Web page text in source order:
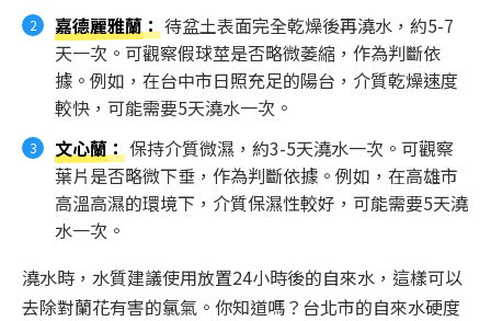
嘉德麗雅蘭：待盆土表面完全乾燥後再澆水，約5-7
天一次。可觀察假球莖是否略微萎縮，作為判斷依
據。例如，在台中市日照充足的陽台，介質乾燥速度
較快，可能需要5天澆水一次。
文心蘭：保持介質微濕，約3-5天澆水一次。可觀察
葉片是否略微下垂，作為判斷依據。例如，在高雄市
高溫高濕的環境下，介質保濕性較好，可能需要5天澆
水一次。
澆水時，水質建議使用放置24小時後的自來水，這樣可以
去除對蘭花有害的氯氣。你知道嗎？台北市的自來水硬度